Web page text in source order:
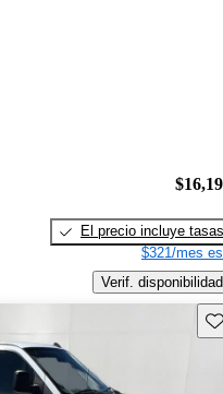
El precio incluye tasas
$321/mes
Verif. disponibilidad